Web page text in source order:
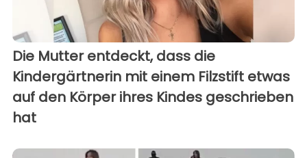
Die Mutter entdeckt, dass die
Kindergärtnerin mit einem Filzstift etwas
auf den Körper ihres Kindes geschrieben
hat